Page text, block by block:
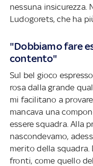
nessuna
Ludogorets, che ha
"Dobbiamo fare
contento"
Sul bel gioco
rosa dalla grande
mi facilitano a
mancava una
essere squadra. Alla
nascondevamo,
merito della squadra.
fronti, come quello